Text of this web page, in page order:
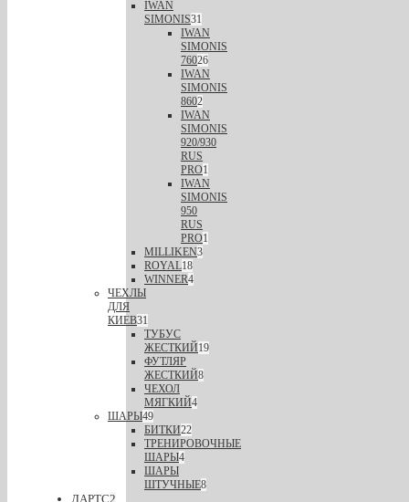
IWAN
SIMONIS31
IWAN
SIMONIS
76026
IWAN
SIMONIS
8602
IWAN
SIMONIS
920/930
RUS
PRO1
IWAN
SIMONIS
950
RUS
PRO1
MILLIKEN3
ROYAL18
WINNER4
ЧЕХЛЫ
ДЛЯ
КИЕВ31
ТУБУС
ЖЕСТКИЙ19
ФУТЛЯР
ЖЕСТКИЙ8
ЧЕХОЛ
МЯГКИЙ4
ШАРЫ49
БИТКИ22
ТРЕНИРОВОЧНЫЕ
ШАРЫ4
ШАРЫ
ШТУЧНЫЕ8
ДАРТС2